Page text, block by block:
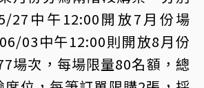
27中午12:00開放7月份場
03中午12:00則開放8月份
場次，每場限量80名額，總